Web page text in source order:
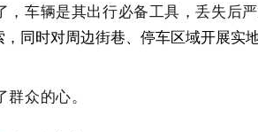
车辆是其出行必备工具，丢失后
，同时对周边街巷、停车区域开展实
众的心。